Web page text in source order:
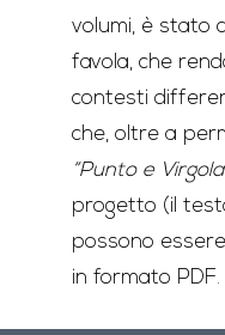
volumi, è stato
favola, che
contesti
che, oltre a
“Punto e
progetto (il
possono
in formato PDF.